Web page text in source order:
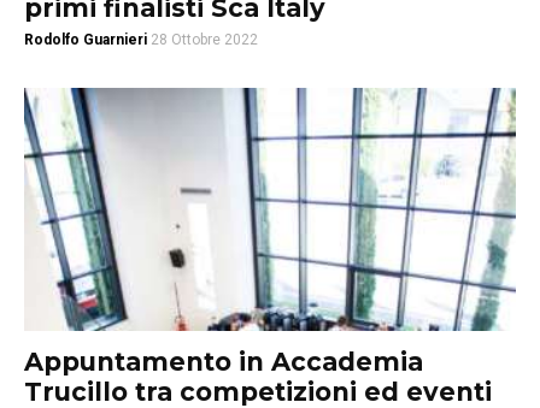
primi finalisti Sca Italy
Rodolfo Guarnieri 28 Ottobre 2022
Appuntamento in Accademia
Trucillo tra competizioni ed eventi